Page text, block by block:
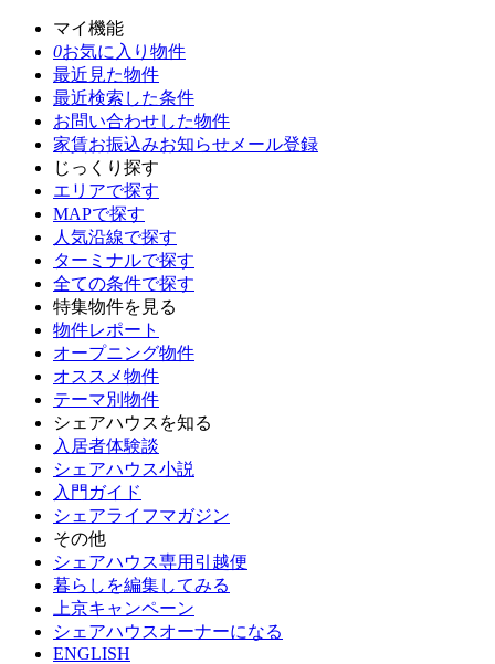
マイ機能
0お気に入り物件
最近見た物件
最近検索した条件
お問い合わせした物件
家賃お振込みお知らせメール登録
じっくり探す
エリアで探す
MAPで探す
人気沿線で探す
ターミナルで探す
全ての条件で探す
特集物件を見る
物件レポート
オープニング物件
オススメ物件
テーマ別物件
シェアハウスを知る
入居者体験談
シェアハウス小説
入門ガイド
シェアライフマガジン
その他
シェアハウス専用引越便
暮らしを編集してみる
上京キャンペーン
シェアハウスオーナーになる
ENGLISH